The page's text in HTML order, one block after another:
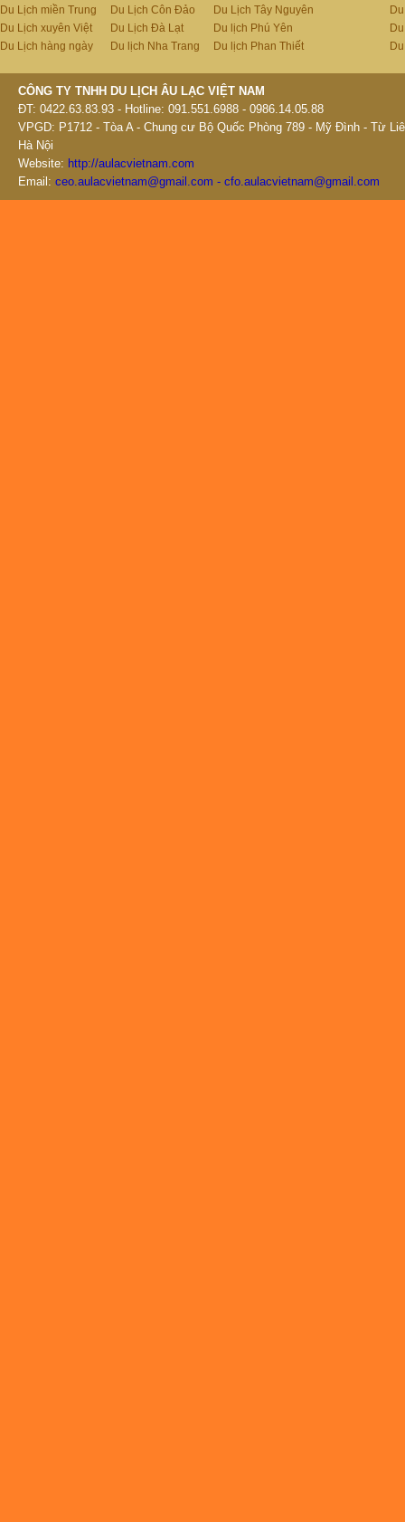
Du Lịch miền Trung
Du Lịch xuyên Việt
Du Lịch hàng ngày
Du Lịch Côn Đảo
Du Lịch Đà Lạt
Du lịch Nha Trang
Du Lịch Tây Nguyên
Du lịch Phú Yên
Du lịch Phan Thiết
CÔNG TY TNHH DU LỊCH ÂU LẠC VIỆT NAM
ĐT: 0422.63.83.93 - Hotline: 091.551.6988 - 0986.14.05.88
VPGD: P1712 - Tòa A - Chung cư Bộ Quốc Phòng 789 - Mỹ Đình - Từ
Hà Nội
Website: http://aulacvietnam.com
Email: ceo.aulacvietnam@gmail.com - cfo.aulacvietnam@gmail.com